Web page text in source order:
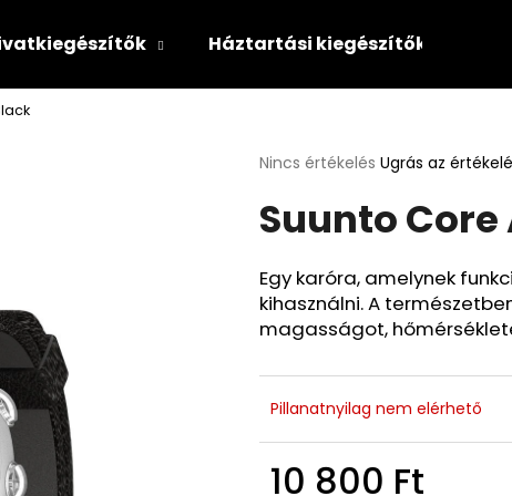
Háztartási kiegészítők
A
átlagos
értékelése
ből
0,0
csillag.
Nincs értékelés Ugrás az
Suunto
Egy karóra, amelynek
kihasználni. A
magasságot,
Pillanatnyilag nem elérhető
10 800 Ft
KERESÉS
THE NEXT
POPCORN MINTÁS